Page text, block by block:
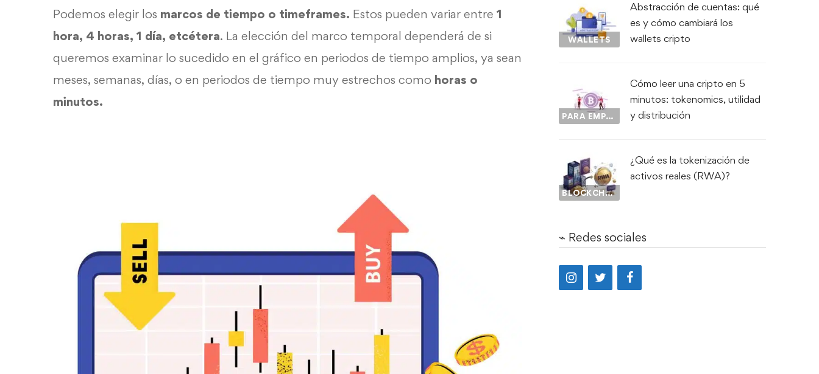
Podemos elegir los marcos de tiempo o timeframes. Estos pueden variar entre 1
hora, 4 horas, 1 día, etcétera. La elección del marco temporal dependerá de si
queremos examinar lo sucedido en el gráfico en periodos de tiempo amplios, ya sean
meses, semanas, días, o en periodos de tiempo muy estrechos como horas o
minutos.
WALLETS
Abstracción de cuentas: qué
es y cómo cambiará los
wallets cripto
PARA EMPEZAR...
Cómo leer una cripto en 5
minutos: tokenomics, utilidad
y distribución
BLOCKCHAIN
¿Qué es la tokenización de
activos reales (RWA)?
⌁ Redes sociales